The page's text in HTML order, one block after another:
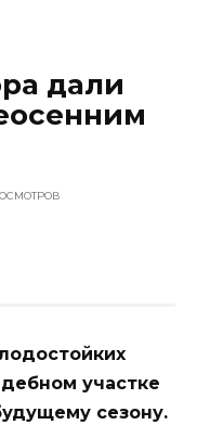
дали
участке
сезону.